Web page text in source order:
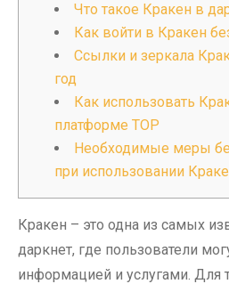
Что такое Кракен в
Как войти в Кракен
Ссылки и зеркала
год
Как использовать
платформе ТОР
Необходимые меры
при использовании
Кракен – это одна из самых
даркнет, где пользователи
информацией и услугами. Для